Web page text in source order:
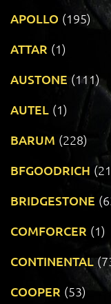
APOLLO (195)
ATTAR (1)
AUSTONE (111)
AUTEL (1)
BARUM (228)
BFGOODRICH
BRIDGESTONE
COMFORCER (1)
CONTINENTAL
COOPER (53)